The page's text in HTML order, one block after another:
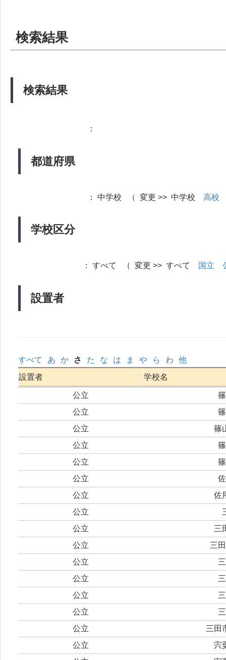
検索結果
検索結果
都道府県
：
学校区分
： 中学校 （ 変更 >> 中学校 高校
設置者
： すべて （ 変更 >> すべて 国立
すべて あ か さ た な は ま や ら わ
他
設置者
学校名
公立
公立
公立
篠
公立
公立
公立
公立
佐
公立
公立
三
公立
三
公立
公立
公立
公立
公立
三田
公立
宍